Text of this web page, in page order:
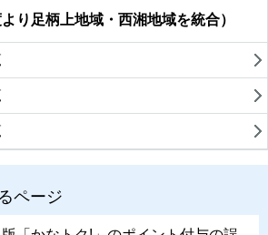
り足柄上地域・西湘地域を統合）
ページ